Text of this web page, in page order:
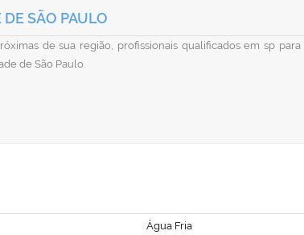
SÃO PAULO
de sua região, profissionais qualificados em sp
de São Paulo.
Água Fria